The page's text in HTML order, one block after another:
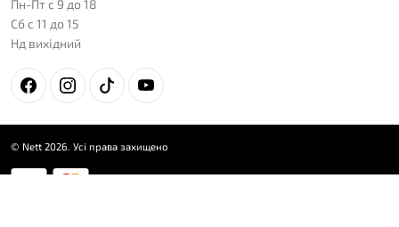
Пн-Пт с 9 до 18
Сб с 11 до 15
Нд вихідний
© Nett 2026. Усі права захищено